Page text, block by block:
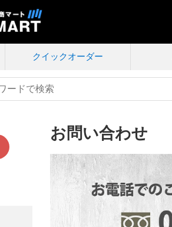
クイックオーダー
お問い合わせ